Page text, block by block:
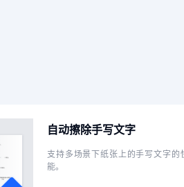
自动擦除手写文字
支持多场景下纸张上的手写文字的
能。